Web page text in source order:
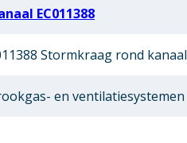
EC011388
Stormkraag rond kanaal
en ventilatiesystemen